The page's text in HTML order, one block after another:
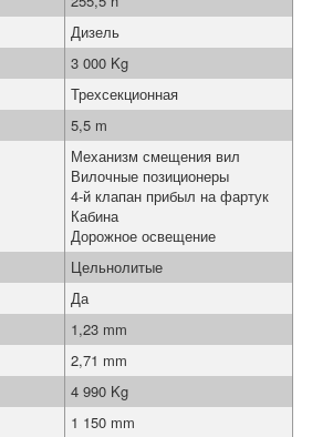
Дизель
3 000 Kg
Трехсекционная
5,5 m
Механизм смещения вил
Вилочные позиционеры
4-й клапан прибыл на фартук
Кабина
Дорожное освещение
Цельнолитые
Да
1,23 mm
2,71 mm
4 990 Kg
1 150 mm